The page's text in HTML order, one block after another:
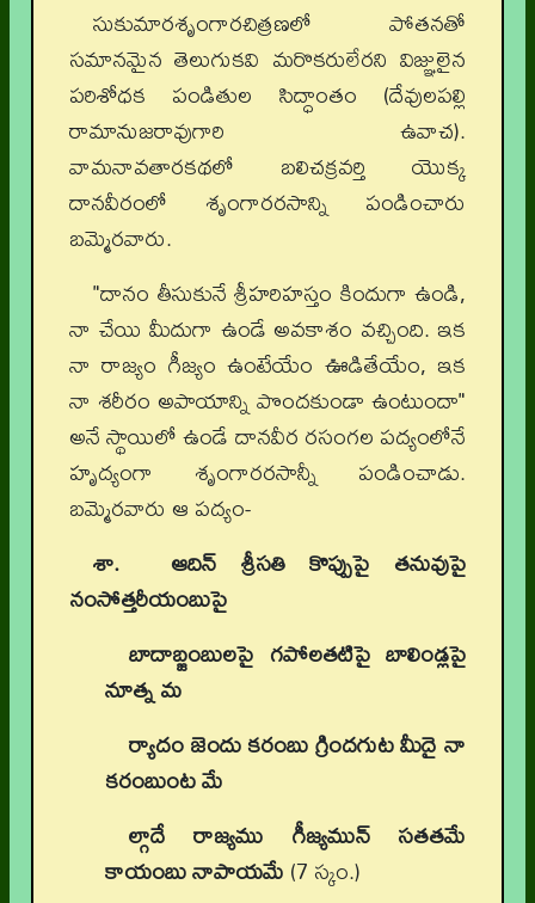
సుకుమారశృంగారచిత్రణలో పోతనతో
సమానమైన తెలుగుకవి మరొకరులేరని విజ్ఞులైన
పరిశోధక పండితుల సిద్ధాంతం (దేవులపల్లి
రామానుజరావుగారి ఉవాచ).
వామనావతారకథలో బలిచక్రవర్తి యొక్క
దానవీరంలో శృంగారరసాన్ని పండించారు
బమ్మెరవారు.
"దానం తీసుకునే శ్రీహరిహస్తం కిందుగా ఉండి,
నా చేయి మీదుగా ఉండే అవకాశం వచ్చింది. ఇక
నా రాజ్యం గీజ్యం ఉంటేయేం ఊడితేయేం, ఇక
నా శరీరం అపాయాన్ని పొందకుండా ఉంటుందా"
అనే స్థాయిలో ఉండే దానవీర రసంగల పద్యంలోనే
హృద్యంగా శృంగారరసాన్నీ పండించాడు.
బమ్మెరవారు ఆ పద్యం-
శా. ఆదిన్ శ్రీసతి కొప్పుపై తనువుపై
నంసోత్తరీయంబుపై
బాదాబ్జంబులపై గపోలతటిపై బాలిండ్లపై
నూత్న మ
ర్యాదం జెందు కరంబు గ్రిందగుట మీదై నా
కరంబుంట మే
ల్గాదే రాజ్యము గీజ్యమున్ సతతమే
కాయంబు నాపాయమే(7 స్కం.)